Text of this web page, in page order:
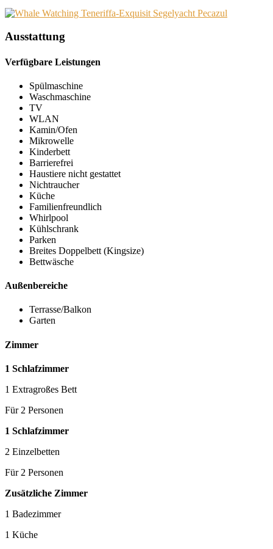
Ausstattung
Verfügbare Leistungen
Spülmaschine
Waschmaschine
TV
WLAN
Kamin/Ofen
Mikrowelle
Kinderbett
Barrierefrei
Haustiere nicht gestattet
Nichtraucher
Küche
Familienfreundlich
Whirlpool
Kühlschrank
Parken
Breites Doppelbett (Kingsize)
Bettwäsche
Außenbereiche
Terrasse/Balkon
Garten
Zimmer
1 Schlafzimmer
1 Extragroßes Bett
Für 2 Personen
1 Schlafzimmer
2 Einzelbetten
Für 2 Personen
Zusätzliche Zimmer
1 Badezimmer
1 Küche